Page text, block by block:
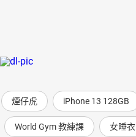
煙仔虎 iPhone 13 128GB
World Gym 教練課 女睡衣